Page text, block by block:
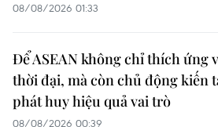
08/08/2026 01:33
Để ASEAN không chỉ thích ứng
thời đại, mà còn chủ động kiến
phát huy hiệu quả vai trò
08/08/2026 00:39